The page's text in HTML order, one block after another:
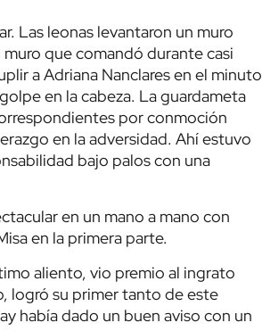
Las leonas levantaron un muro
que comandó durante casi
a Adriana Nanclares en el minuto
en la cabeza. La guardameta
por conmoción
en la adversidad. Ahí estuvo
bajo palos con una
en un mano a mano con
en la primera parte.
aliento, vio premio al ingrato
logró su primer tanto de este
había dado un buen aviso con un